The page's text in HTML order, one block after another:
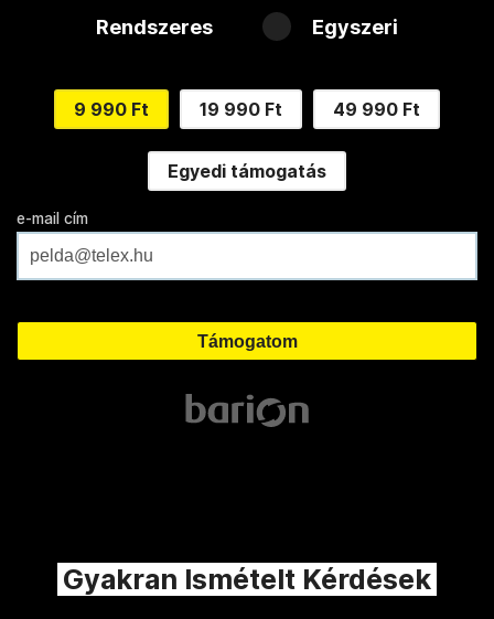
Rendszeres Egyszeri
9 990 Ft 19 990 Ft 49 990 Ft
Egyedi támogatás
e-mail cím
Gyakran Ismételt Kérdések